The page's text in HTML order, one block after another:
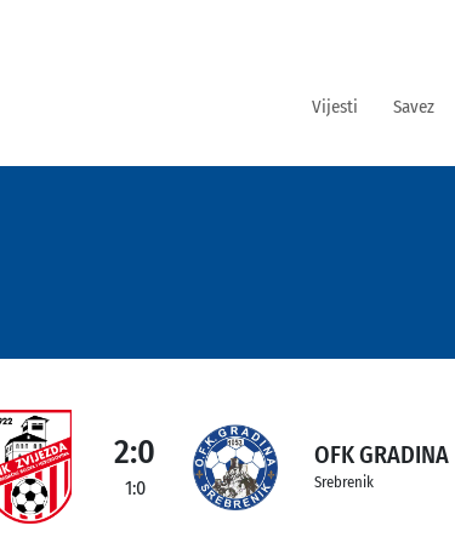
Vijesti Savez
2:0
1:0
OFK GRADINA
Srebrenik